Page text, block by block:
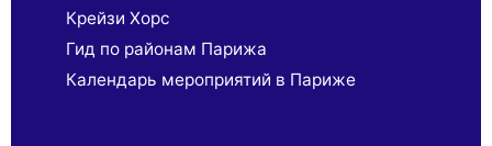
Крейзи Хорс
Гид по районам Парижа
Календарь мероприятий в Париже